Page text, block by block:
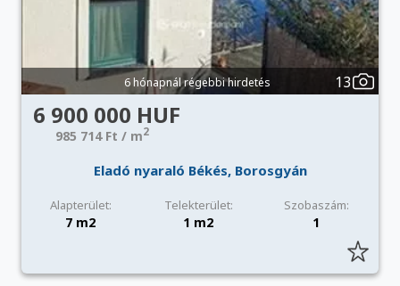
6 hónapnál régebbi hirdetés 13
6 900 000 HUF
985 714 Ft / m2
Eladó nyaraló Békés, Borosgyán
Alapterület: Telekterület: Szobaszám:
7 m2 1 m2 1